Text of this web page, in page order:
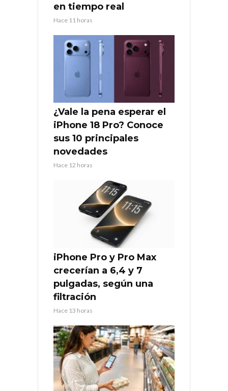
en tiempo real
Hace 11 horas
¿Vale la pena esperar el
iPhone 18 Pro? Conoce
sus 10 principales
novedades
Hace 12 horas
iPhone Pro y Pro Max
crecerían a 6,4 y 7
pulgadas, según una
filtración
Hace 13 horas